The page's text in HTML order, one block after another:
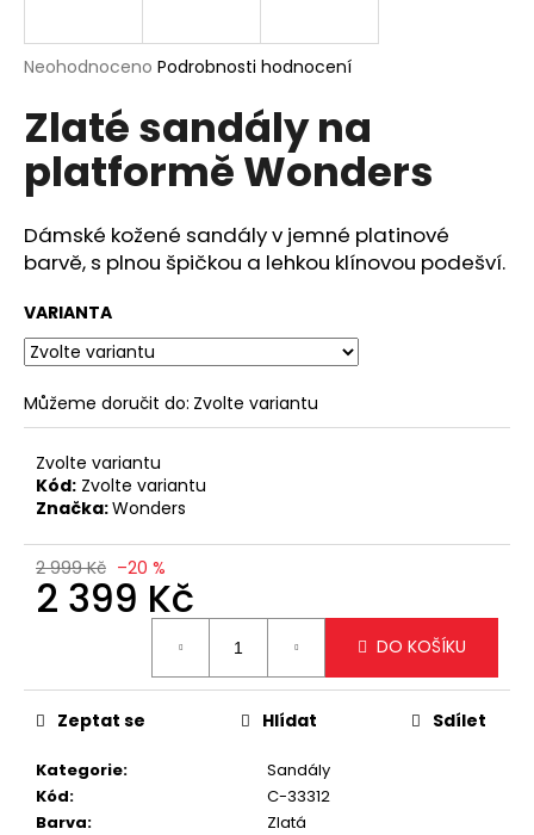
Průměrné
produktu
je
5
hvězdiček.
Neohodnoceno Podrobnosti hodnocení
Zlaté sandály na
platformě Wonders
Dámské kožené sandály v jemné platinové
barvě, s plnou špičkou a lehkou klínovou podešví.
VARIANTA
Můžeme doručit do: Zvolte variantu
Zvolte variantu
Kód: Zvolte variantu
Značka:Wonders
2 999 Kč –20 %
2 399 Kč
DO KOŠÍKU
Kategorie:
Sandály
Kód:
C-33312
Barva:
Zlatá
Zeptat se Hlídat Sdílet
j
t
?
HLEDAT
o
p
o
u
č
u
STYLOVÁ
BÍLÁ
CROSSBODY
KABELKA